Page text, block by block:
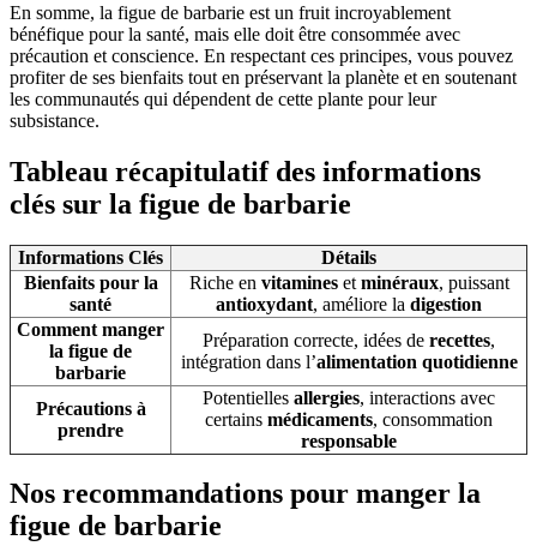
En somme, la figue de barbarie est un fruit incroyablement
bénéfique pour la santé, mais elle doit être consommée avec
précaution et conscience. En respectant ces principes, vous pouvez
profiter de ses bienfaits tout en préservant la planète et en soutenant
les communautés qui dépendent de cette plante pour leur
subsistance.
Tableau récapitulatif des informations
clés sur la figue de barbarie
Informations Clés
Détails
Bienfaits pour la
santé
Riche en vitamineset minéraux, puissant
antioxydant, améliore la digestion
Comment manger
la figue de
barbarie
Préparation correcte, idées de recettes,
intégration dans l’alimentation quotidienne
Précautions à
prendre
Potentielles allergies, interactions avec
certains médicaments, consommation
responsable
Nos recommandations pour manger la
figue de barbarie